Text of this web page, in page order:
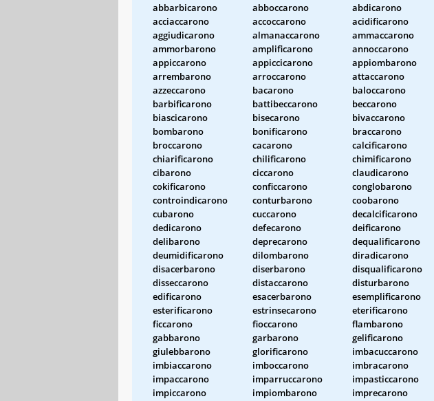
abbarbicarono abboccarono abdicarono
acciaccarono
accoccarono acidificarono
aggiudicarono
almanaccarono ammaccarono
ammorbarono
amplificarono annoccarono
appiccarono
appiccicarono appiombarono
arrembarono
arroccarono attaccarono
azzeccarono
bacarono baloccarono
barbificarono
battibeccarono beccarono
biascicarono
bisecarono bivaccarono
bombarono
bonificarono braccarono
broccarono
cacarono calcificarono
chiarificarono
chilificarono chimificarono
cibarono
ciccarono claudicarono
cokificarono
conficcarono conglobarono
controindicarono
conturbarono coobarono
cubarono
cuccarono decalcificarono
dedicarono
defecarono deificarono
delibarono
deprecarono dequalificarono
deumidificarono
dilombarono diradicarono
disacerbarono
diserbarono disqualificarono
disseccarono
distaccarono disturbarono
edificarono
esacerbarono esemplificarono
esterificarono
estrinsecarono eterificarono
ficcarono
fioccarono flambarono
gabbarono
garbarono gelificarono
giulebbarono
glorificarono imbacuccarono
imbiaccarono
imboccarono imbracarono
impaccarono
imparruccarono impasticcarono
impiccarono
impiombarono imprecarono